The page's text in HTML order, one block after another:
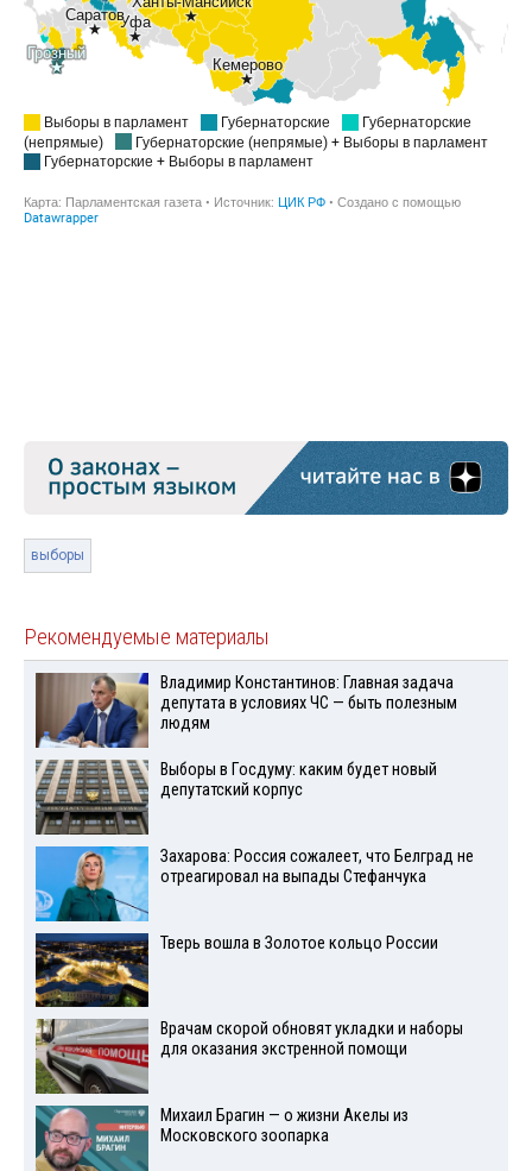
выборы
Рекомендуемые материалы
Владимир Константинов: Главная задача
депутата в условиях ЧС — быть полезным
людям
Выборы в Госдуму: каким будет новый
депутатский корпус
Захарова: Россия сожалеет, что Белград не
отреагировал на выпады Стефанчука
Тверь вошла в Золотое кольцо России
Врачам скорой обновят укладки и наборы
для оказания экстренной помощи
Михаил Брагин — о жизни Акелы из
Московского зоопарка